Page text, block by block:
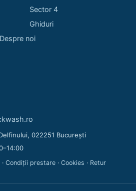
Sector 4
Ghiduri
Despre noi
022251 București
· Condiții prestare · Cookies · Retur